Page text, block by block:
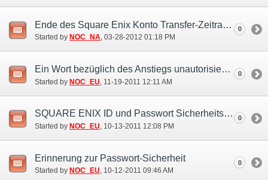
Ende des Square Enix Konto Transfer-Zeitraums (28. Mär.)
Started by NOC_NA‎, 03-28-2012 01:18 PM
0
Ein Wort bezüglich des Anstiegs unautorisierter Zugriffe und der Passwortsicherheit
Started by NOC_EU ‎, 11-19-2011 12:11 AM
0
SQUARE ENIX ID und Passwort Sicherheitsmaßnahmen
Started by NOC_EU‎, 10-13-2011 12:08 PM
0
Erinnerung zur Passwort-Sicherheit
Started by NOC_EU‎, 10-12-2011 09:46 AM
0